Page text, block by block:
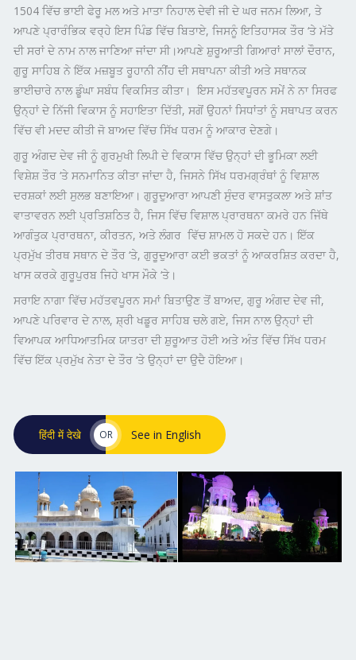
1504 ਵਿੱਚ ਭਾਈ ਫੇਰੂ ਮਲ ਅਤੇ ਮਾਤਾ ਨਿਹਾਲ ਦੇਵੀ ਜੀ ਦੇ ਘਰ ਜਨਮ ਲਿਆ, ਤੇ
ਆਪਣੇ ਪ੍ਰਾਰੰਭਿਕ ਵਰ੍ਹੇ ਇਸ ਪਿੰਡ ਵਿੱਚ ਬਿਤਾਏ, ਜਿਸਨੂੰ ਇਤਿਹਾਸਕ ਤੌਰ ‘ਤੇ ਮੱਤੇ
ਦੀ ਸਰਾਂ ਦੇ ਨਾਮ ਨਾਲ ਜਾਣਿਆ ਜਾਂਦਾ ਸੀ।ਆਪਣੇ ਸ਼ੁਰੂਆਤੀ ਗਿਆਰਾਂ ਸਾਲਾਂ ਦੌਰਾਨ,
ਗੁਰੂ ਸਾਹਿਬ ਨੇ ਇੱਕ ਮਜ਼ਬੂਤ ​​ਰੂਹਾਨੀ ਨੀਂਹਦੀ ਸਥਾਪਨਾ ਕੀਤੀਅਤੇ ਸਥਾਨਕ
ਭਾਈਚਾਰੇ ਨਾਲ ਡੂੰਘਾ ਸਬੰਧ ਵਿਕਸਿਤ ਕੀਤਾ। ਇਸ ਮਹੱਤਵਪੂਰਨ ਸਮੇਂ ਨੇ ਨਾ ਸਿਰਫ
ਉਨ੍ਹਾਂ ਦੇ ਨਿੱਜੀ ਵਿਕਾਸ ਨੂੰ ਸਹਾਇਤਾ ਦਿੱਤੀ, ਸਗੋਂ ਉਹਨਾਂ ਸਿਧਾਂਤਾਂ ਨੂੰ ਸਥਾਪਤ ਕਰਨ
ਵਿੱਚ ਵੀ ਮਦਦ ਕੀਤੀ ਜੋ ਬਾਅਦ ਵਿੱਚ ਸਿੱਖ ਧਰਮ ਨੂੰ ਆਕਾਰ ਦੇਣਗੇ।
ਗੁਰੂ ਅੰਗਦ ਦੇਵ ਜੀ ਨੂੰ ਗੁਰਮੁਖੀ ਲਿਪੀ ਦੇ ਵਿਕਾਸ ਵਿੱਚ ਉਨ੍ਹਾਂ ਦੀ ਭੂਮਿਕਾ ਲਈ
ਵਿਸ਼ੇਸ਼ ਤੌਰ ‘ਤੇ ਸਨਮਾਨਿਤ ਕੀਤਾ ਜਾਂਦਾ ਹੈ, ਜਿਸਨੇ ਸਿੱਖ ਧਰਮਗ੍ਰੰਥਾਂ ਨੂੰ ਵਿਸ਼ਾਲ
ਦਰਸ਼ਕਾਂ ਲਈ ਸੁਲਭ ਬਣਾਇਆ। ਗੁਰੂਦੁਆਰਾ ਆਪਣੀ ਸੁੰਦਰ ਵਾਸਤੁਕਲਾ ਅਤੇ ਸ਼ਾਂਤ
ਵਾਤਾਵਰਨ ਲਈ ਪ੍ਰਤਿਸ਼ਠਿਤ ਹੈ, ਜਿਸ ਵਿੱਚ ਵਿਸ਼ਾਲ ਪ੍ਰਾਰਥਨਾ ਕਮਰੇ ਹਨ ਜਿੱਥੇ
ਆਗੰਤੁਕ ਪ੍ਰਾਰਥਨਾ, ਕੀਰਤਨ, ਅਤੇ ਲੰਗਰ ਵਿੱਚ ਸ਼ਾਮਲ ਹੋ ਸਕਦੇ ਹਨ। ਇੱਕ
ਪ੍ਰਮੁੱਖ ਤੀਰਥ ਸਥਾਨ ਦੇ ਤੌਰ ‘ਤੇ, ਗੁਰੂਦੁਆਰਾ ਕਈ ਭਕਤਾਂ ਨੂੰ ਆਕਰਸ਼ਿਤ ਕਰਦਾ ਹੈ,
ਖਾਸ ਕਰਕੇ ਗੁਰੂਪੁਰਬ ਜਿਹੇ ਖਾਸ ਮੌਕੇ ‘ਤੇ।
ਸਰਾਇ ਨਾਗਾ ਵਿੱਚ ਮਹੱਤਵਪੂਰਨ ਸਮਾਂ ਬਿਤਾਉਣ ਤੋਂ ਬਾਅਦ, ਗੁਰੂ ਅੰਗਦ ਦੇਵ ਜੀ,
ਆਪਣੇ ਪਰਿਵਾਰ ਦੇ ਨਾਲ, ਸ਼੍ਰੀ ਖਡੂਰ ਸਾਹਿਬ ਚਲੇ ਗਏ, ਜਿਸ ਨਾਲ ਉਨ੍ਹਾਂ ਦੀ
ਵਿਆਪਕ ਆਧਿਆਤਮਿਕ ਯਾਤਰਾ ਦੀ ਸ਼ੁਰੂਆਤ ਹੋਈ ਅਤੇ ਅੰਤ ਵਿੱਚ ਸਿੱਖ ਧਰਮ
ਵਿੱਚ ਇੱਕ ਪ੍ਰਮੁੱਖ ਨੇਤਾ ਦੇ ਤੌਰ ‘ਤੇ ਉਨ੍ਹਾਂ ਦਾਉਦੈਹੋਇਆ।
हिंदी में देखे OR See in English